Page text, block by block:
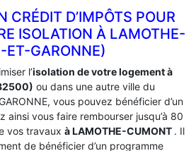
CRÉDIT D’IMPÔTS POUR
ISOLATION À ‎LAMOTHE-
GARONNE)
l’isolation de votre logement à
ou dans une autre ville du
vous pouvez bénéficier d’un
ainsi vous faire rembourser jusqu’à 80
vos travaux à LAMOTHE-CUMONT . Il
de bénéficier d’un programme